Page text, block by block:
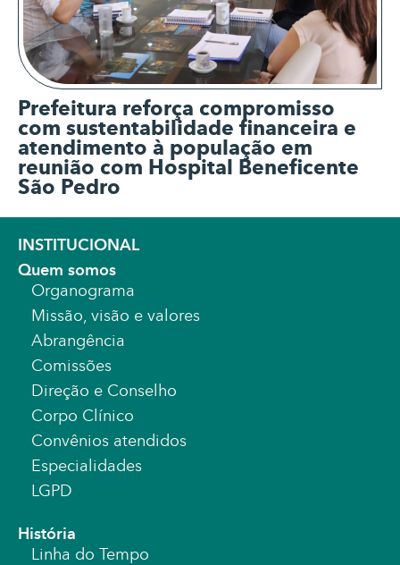
Prefeitura reforça compromisso
com sustentabilidade financeira e
atendimento à população em
reunião com Hospital Beneficente
São Pedro
INSTITUCIONAL
Quem somos
Organograma
Missão, visão e valores
Abrangência
Comissões
Direção e Conselho
Corpo Clínico
Convênios atendidos
Especialidades
LGPD
História
Linha do Tempo